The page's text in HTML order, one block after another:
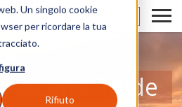
Un singolo cookie
per ricordare la tua
Rifiuto Teide